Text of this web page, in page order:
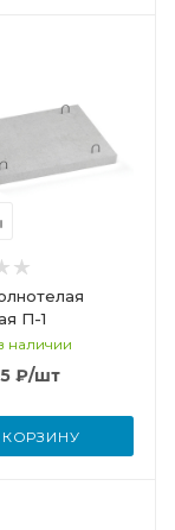
П-1
наличии
₽/шт
КОРЗИНУ